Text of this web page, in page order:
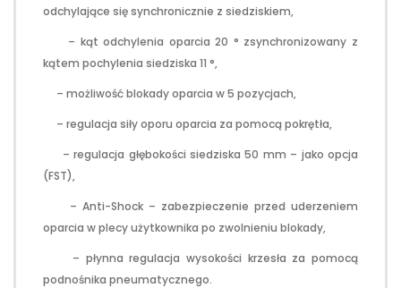
odchylające się synchronicznie z siedziskiem,
– kąt odchylenia oparcia 20 ° zsynchronizowany z
kątem pochylenia siedziska 11 °,
– możliwość blokady oparcia w 5 pozycjach,
– regulacja siły oporu oparcia za pomocą pokrętła,
– regulacja głębokości siedziska 50 mm – jako opcja
(FST),
– Anti-Shock – zabezpieczenie przed uderzeniem
oparcia w plecy użytkownika po zwolnieniu blokady,
– płynna regulacja wysokości krzesła za pomocą
podnośnika pneumatycznego.